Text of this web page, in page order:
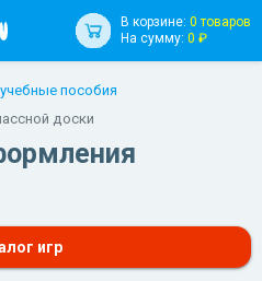
В корзине: 0 товаров
На сумму: 0 ₽
пособия
доски
игр